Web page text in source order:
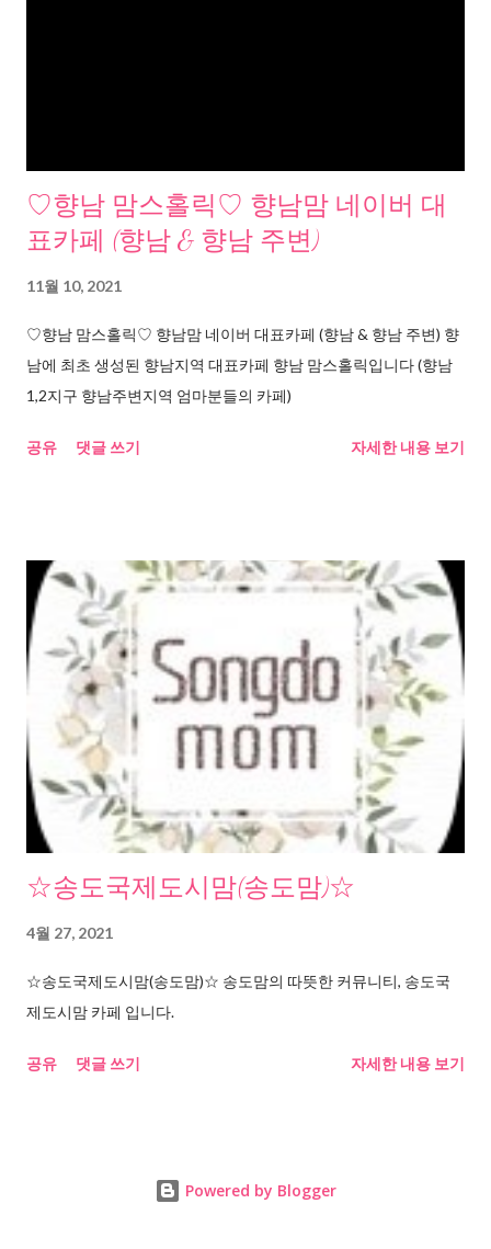
♡향남 맘스홀릭♡ 향남맘 네이버 대
표카페 (향남 & 향남 주변)
11월 10, 2021
♡향남 맘스홀릭♡ 향남맘 네이버 대표카페 (향남 & 향남 주변) 향
남에 최초 생성된 향남지역 대표카페 향남 맘스홀릭입니다 (향남
1,2지구 향남주변지역 엄마분들의 카페)
공유 댓글 쓰기 자세한 내용 보기
☆송도국제도시맘(송도맘)☆
4월 27, 2021
☆송도국제도시맘(송도맘)☆ 송도맘의 따뜻한 커뮤니티, 송도국
제도시맘 카페 입니다.
공유 댓글 쓰기 자세한 내용 보기
Powered by Blogger